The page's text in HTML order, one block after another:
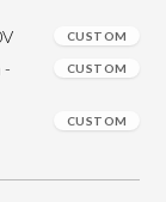
CUSTOM
-
CUSTOM
CUSTOM